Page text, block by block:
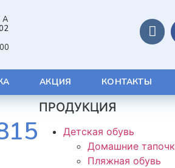
А
АКЦИЯ
КОНТАКТЫ
ПРОДУКЦИЯ
Детская обувь
Домашние
Пляжная обувь